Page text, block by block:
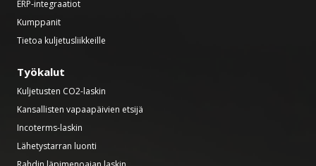
ERP-integraatiot
Kumppanit
Tietoa kuljetusliikkeille
Työkalut
Kuljetusten CO2-laskin
Kansallisten vapaapäivien etsijä
Incoterms-laskin
Lähetystarran luonti